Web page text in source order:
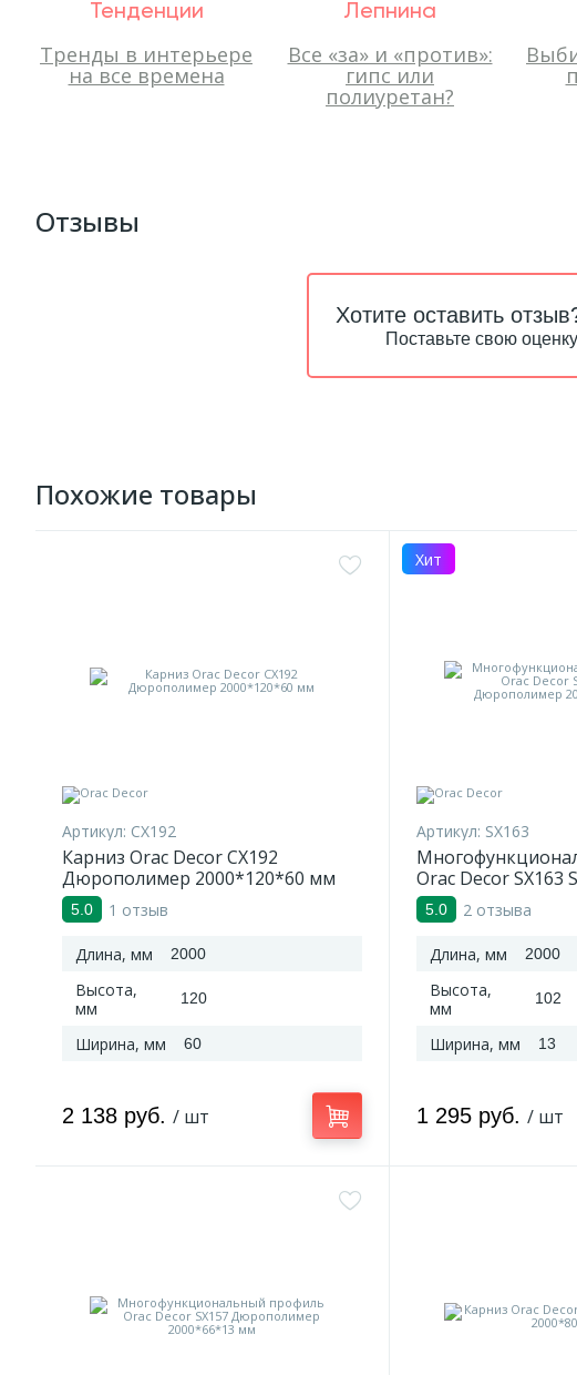
Тенденции
Тренды в интерьере
на все времена
Лепнина
Все «за» и «против»:
гипс или
полиуретан?
Отзывы
Хотите оставить
Поставьте свою
Похожие товары
Артикул: CX192
Карниз Orac Decor CX192
Дюрополимер 2000*120*60 мм
5.0 1 отзыв
Длина, мм 2000
Высота,
мм
120
Ширина, мм 60
2 138 руб. / шт
Хит
Артикул: SX163
Orac Decor SX163
Дюрополимер
5.0 2 отзыва
Длина, мм 2000
Высота,
мм
102
Ширина, мм 13
1 295 руб. / шт